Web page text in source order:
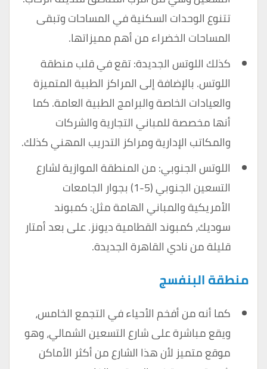
تتنوع الوحدات السكنية في المساحات وتبقى
المساحات الخضراء من أهم مميزاتها.
كذلك اللوتس الجديدة: تقع في قلب منطقة
اللوتس. بالإضافة إلى المراكز الطبية المتميزة
والعيادات الخاصة والبرامج الطبية العامة. كما
أنها مخصصة للمباني التجارية والشركات
والمكاتب الإدارية ومراكز التدريب المهني كذلك.
اللوتس الجنوبي: من المنطقة الموازية لشارع
التسعين الجنوبي (5-1) بجوار الجامعات
الأمريكية والمباني الهامة مثل: كمبوند
سوديك، كمبوند القطامية ديونز. على بعد أمتار
قليلة من نادي القاهرة الجديدة.
منطقة البنفسج
كما أنه من أفخم الأحياء في التجمع الخامس،
ويقع مباشرة على شارع التسعين الشمالي، وهو
موقع متميز لأن هذا الشارع من أكثر الأماكن